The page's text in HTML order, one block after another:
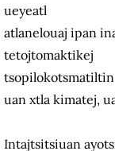
ueyeatl
atlanelouaj ipan
tetojtomaktikej
tsopilokotsmatiltin
uan xtla kimatej,
Intajtsitsiuan